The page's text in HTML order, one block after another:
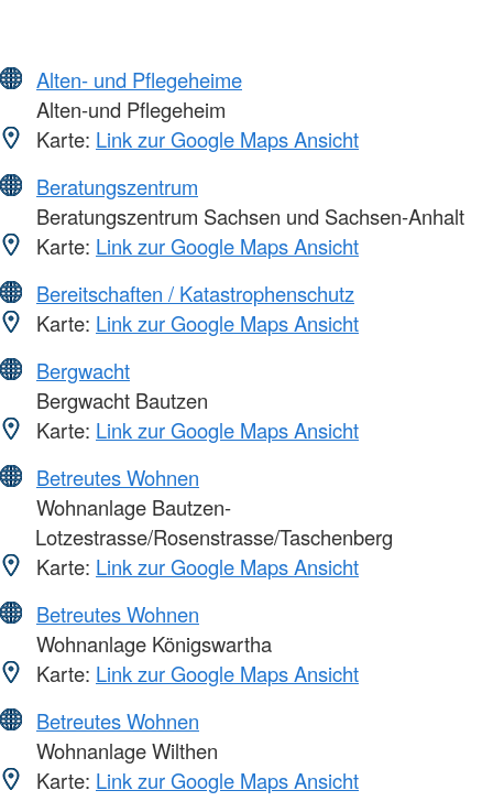
Alten- und Pflegeheime
Alten-und Pflegeheim
Karte: Link zur Google Maps Ansicht
Beratungszentrum
Beratungszentrum Sachsen und Sachsen-Anhalt
Karte: Link zur Google Maps Ansicht
Bereitschaften / Katastrophenschutz
Karte: Link zur Google Maps Ansicht
Bergwacht
Bergwacht Bautzen
Karte: Link zur Google Maps Ansicht
Betreutes Wohnen
Wohnanlage Bautzen-
Lotzestrasse/Rosenstrasse/Taschenberg
Karte: Link zur Google Maps Ansicht
Betreutes Wohnen
Wohnanlage Königswartha
Karte: Link zur Google Maps Ansicht
Betreutes Wohnen
Wohnanlage Wilthen
Karte: Link zur Google Maps Ansicht